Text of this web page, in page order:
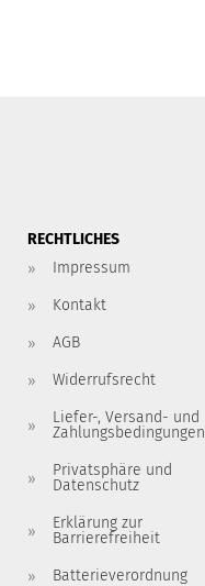
RECHTLICHES
Impressum
Kontakt
AGB
Widerrufsrecht
Liefer-, Versand- und
Zahlungsbedingungen
Privatsphäre und
Datenschutz
Erklärung zur
Barrierefreiheit
Batterieverordnung